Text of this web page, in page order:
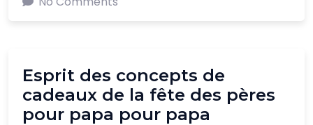
Esprit des concepts de
cadeaux de la fête des pères
pour papa pour papa